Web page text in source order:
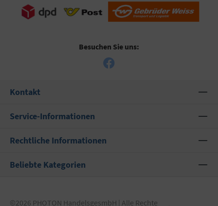
Besuchen Sie uns:
Kontakt
Service-Informationen
Rechtliche Informationen
Beliebte Kategorien
©2026 PHOTON HandelsgesmbH | Alle Rechte